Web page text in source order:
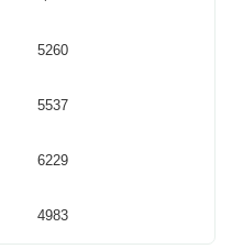
5260
5537
6229
4983